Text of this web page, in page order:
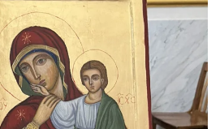
ЗБІЛЬШИТИ